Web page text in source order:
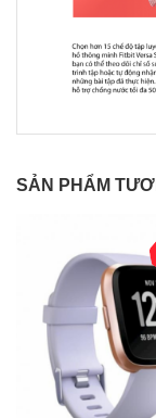
SẢN PHẨM